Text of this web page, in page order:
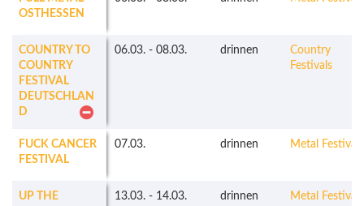
OSTHESSEN
COUNTRY TO
COUNTRY
FESTIVAL
DEUTSCHLAN
D
06.03. - 08.03. drinnen
Country
Festivals
FUCK CANCER
FESTIVAL
07.03. drinnen Metal Festivals
UP THE
13.03. - 14.03. drinnen Metal Festivals